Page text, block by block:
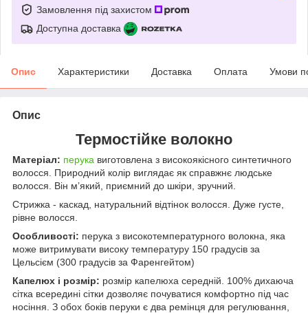
Замовлення під захистом
Доступна доставка
Опис Характеристики Доставка Оплата Умови
Опис
Термостійке волокно
Матеріал: перука виготовлена з високоякісного синтетичного
волосся. Природний колір виглядає як справжнє людське
волосся. Він м’який, приємний до шкіри, зручний.
Стрижка - каскад, натуральний відтінок волосся. Дуже густе,
рівне волосся.
Особливості: перука з високотемпературного волокна, яка
може витримувати високу температуру 150 градусів за
Цельсієм (300 градусів за Фаренгейтом)
Капелюх і розмір: розмір капелюха середній. 100% дихаюча
сітка всередині сітки дозволяє почуватися комфортно під час
носіння. З обох боків перуки є два ремінця для регулювання,